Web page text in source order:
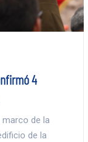
4
marco de la
de la